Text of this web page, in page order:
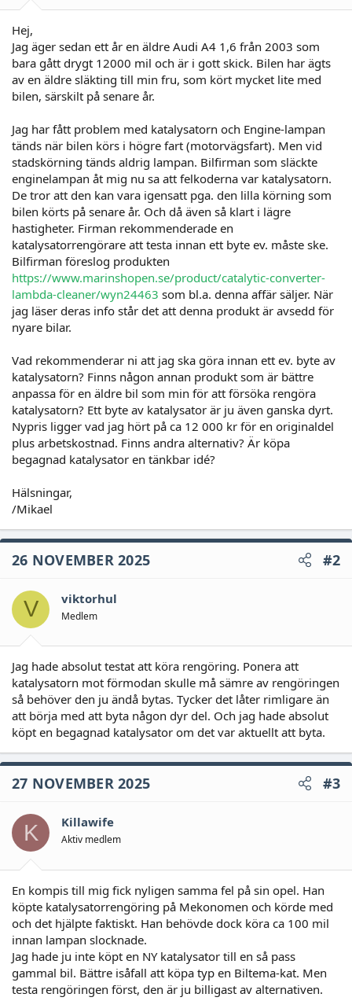
Hej,
Jag äger sedan ett år en äldre Audi A4 1,6 från 2003 som
bara gått drygt 12000 mil och är i gott skick. Bilen har ägts
av en äldre släkting till min fru, som kört mycket lite med
bilen, särskilt på senare år.
Jag har fått problem med katalysatorn och Engine-lampan
tänds när bilen körs i högre fart (motorvägsfart). Men vid
stadskörning tänds aldrig lampan. Bilfirman som släckte
enginelampan åt mig nu sa att felkoderna var katalysatorn.
De tror att den kan vara igensatt pga. den lilla körning som
bilen körts på senare år. Och då även så klart i lägre
hastigheter. Firman rekommenderade en
katalysatorrengörare att testa innan ett byte ev. måste ske.
Bilfirman föreslog produkten
https://www.marinshopen.se/product/catalytic-converter-
lambda-cleaner/wyn24463 som bl.a. denna affär säljer. När
jag läser deras info står det att denna produkt är avsedd för
nyare bilar.
Vad rekommenderar ni att jag ska göra innan ett ev. byte av
katalysatorn? Finns någon annan produkt som är bättre
anpassa för en äldre bil som min för att försöka rengöra
katalysatorn? Ett byte av katalysator är ju även ganska dyrt.
Nypris ligger vad jag hört på ca 12 000 kr för en originaldel
plus arbetskostnad. Finns andra alternativ? Är köpa
begagnad katalysator en tänkbar idé?
Hälsningar,
/Mikael
26 NOVEMBER 2025 #2
V viktorhul
Medlem
Jag hade absolut testat att köra rengöring. Ponera att
katalysatorn mot förmodan skulle må sämre av rengöringen
så behöver den ju ändå bytas. Tycker det låter rimligare än
att börja med att byta någon dyr del. Och jag hade absolut
köpt en begagnad katalysator om det var aktuellt att byta.
27 NOVEMBER 2025 #3
K Killawife
Aktiv medlem
En kompis till mig fick nyligen samma fel på sin opel. Han
köpte katalysatorrengöring på Mekonomen och körde med
och det hjälpte faktiskt. Han behövde dock köra ca 100 mil
innan lampan slocknade.
Jag hade ju inte köpt en NY katalysator till en så pass
gammal bil. Bättre isåfall att köpa typ en Biltema-kat. Men
testa rengöringen först, den är ju billigast av alternativen.